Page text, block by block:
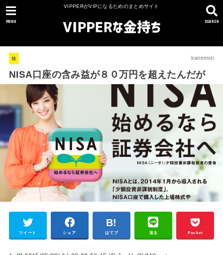
VIPPERがVIPになるためのまとめサイト
SEARCH
MENU
株 kanemoti
NISA口座の含み益が８０万円を超えたんだが
ツイート シェア はてブ 送る Pocket